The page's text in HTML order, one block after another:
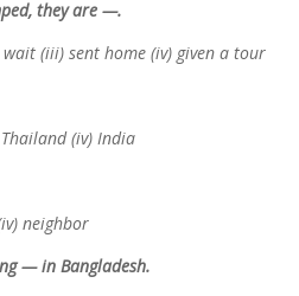
they are —.
(iii) sent home (iv) given a tour
(iv) India
neighbor
— in Bangladesh.